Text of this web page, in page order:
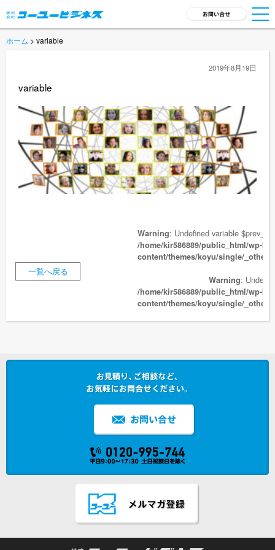
TOP
会社概要
採用情報
新着ニュース
商品開発
ホーム > variable
2019年8月19日
variable
Warning: Undefined variable
/home/kir586889/public_html/wp-
content/themes/koyu/single/
一覧へ戻る
Warning:
/home/kir586889/public_html/wp-
content/themes/koyu/single/